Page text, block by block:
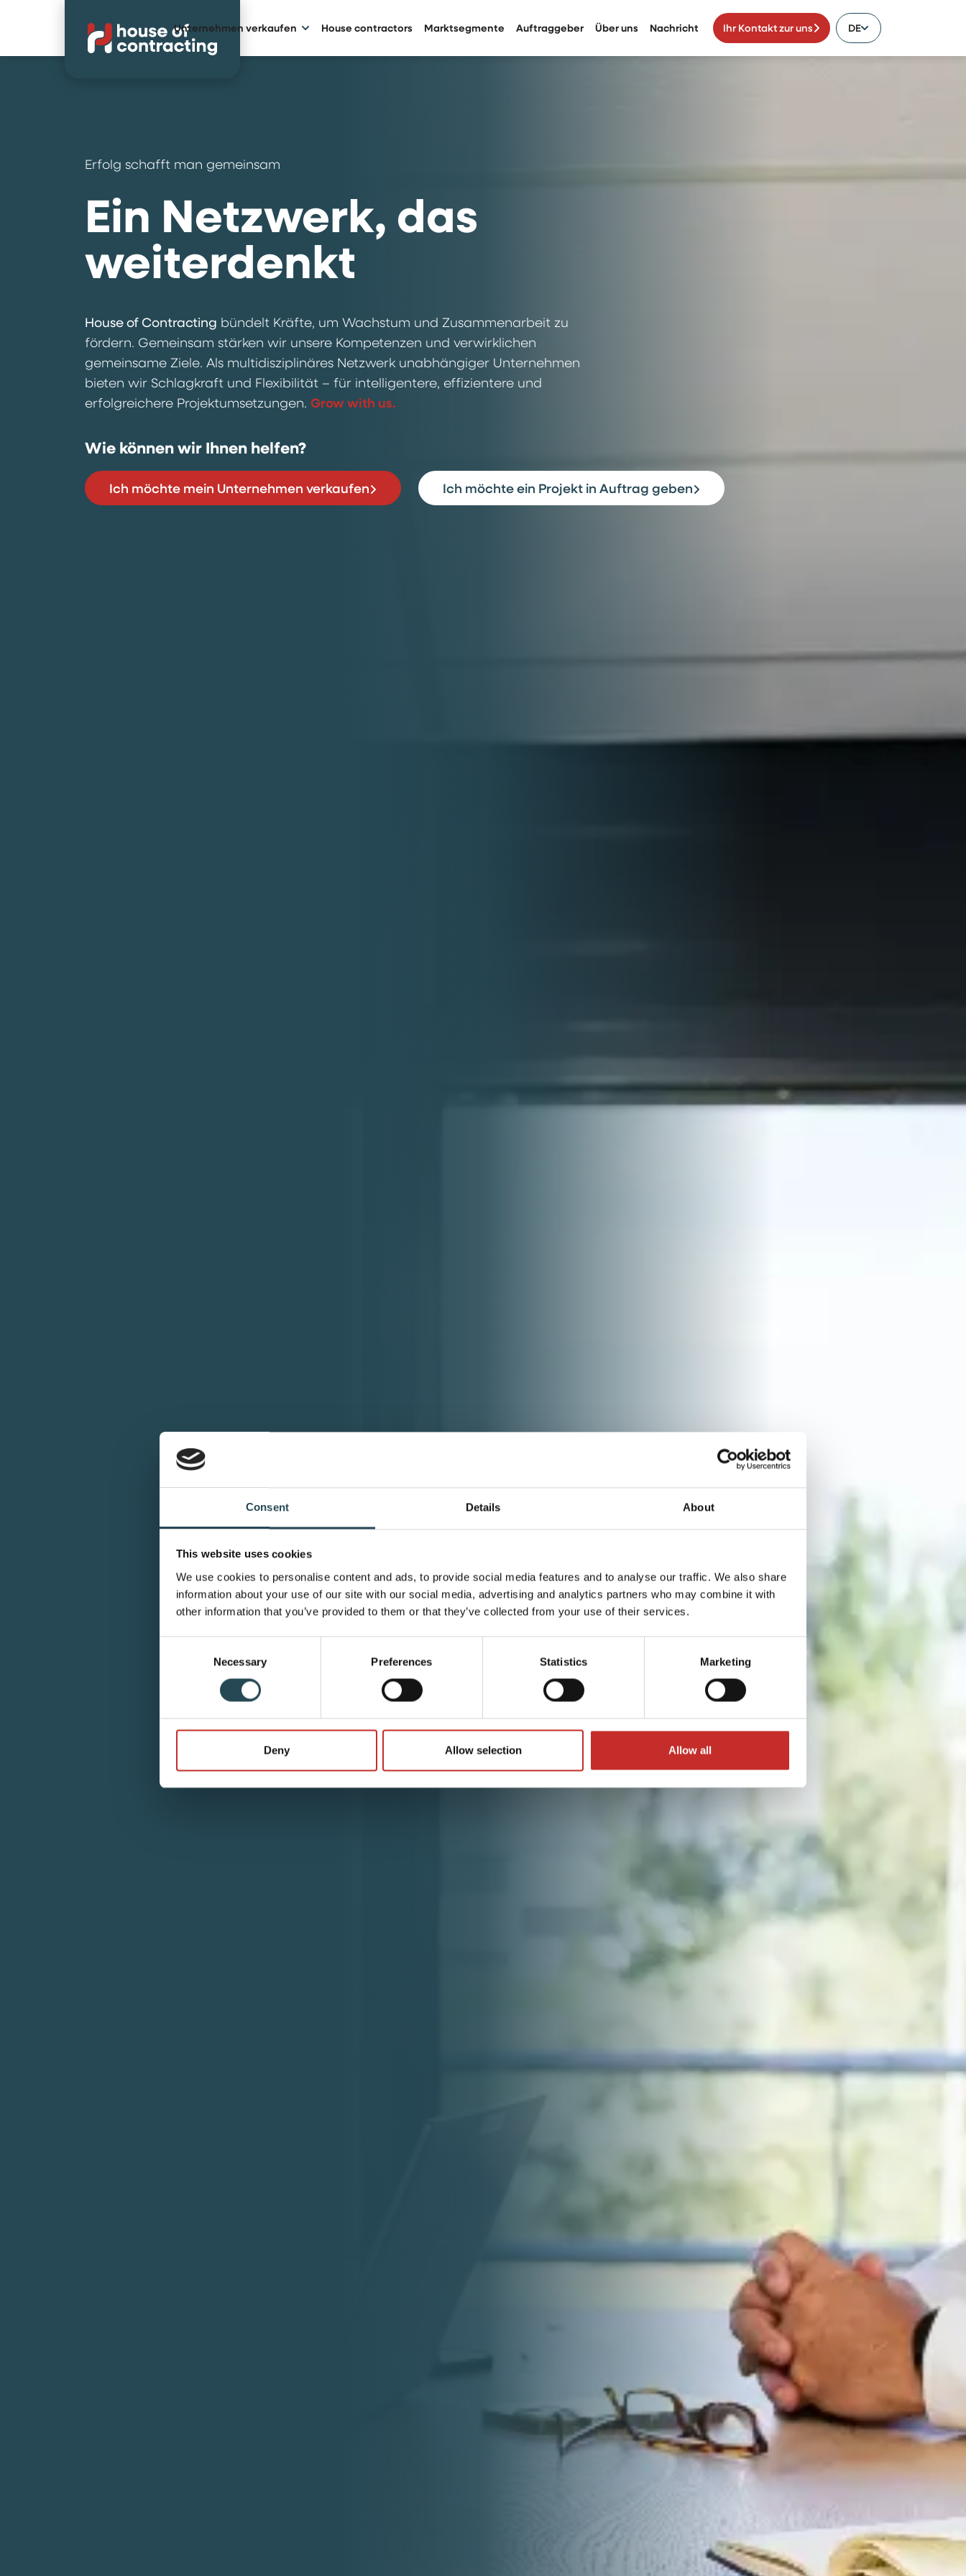
Consent Details About
This website uses cookies
We use cookies to personalise content and ads, to provide social media features and to analyse our traffic. We also share
information about your use of our site with our social media, advertising and analytics partners who may combine it with
other information that you’ve provided to them or that they’ve collected from your use of their services.
Necessary Preferences Statistics Marketing
Deny Allow selection Allow all
Unternehmen verkaufen House contractors Marktsegmente Auftraggeber Über uns Nachricht Ihr Kontakt zur uns DE
Erfolg schafft man gemeinsam
Ein Netzwerk, das
weiterdenkt
House of Contracting bündelt Kräfte, um Wachstum und Zusammenarbeit zu
fördern. Gemeinsam stärken wir unsere Kompetenzen und verwirklichen
gemeinsame Ziele. Als multidisziplinäres Netzwerk unabhängiger Unternehmen
bieten wir Schlagkraft und Flexibilität – für intelligentere, effizientere und
erfolgreichere Projektumsetzungen. Grow with us.
Wie können wir Ihnen helfen?
Ich möchte mein Unternehmen verkaufen Ich möchte ein Projekt in Auftrag geben